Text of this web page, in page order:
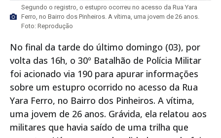
Segundo o registro, o estupro ocorreu no acesso da Rua Yara
Ferro, no Bairro dos Pinheiros. A vítima, uma jovem de 26 anos.
Foto: Reprodução
No final da tarde do último domingo (03), por
volta das 16h, o 30º Batalhão de Polícia Militar
foi acionado via 190 para apurar informações
sobre um estupro ocorrido no acesso da Rua
Yara Ferro, no Bairro dos Pinheiros. A vítima,
uma jovem de 26 anos. Grávida, ela relatou aos
militares que havia saído de uma trilha que